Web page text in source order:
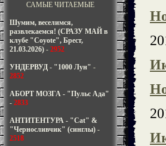
САМЫЕ ЧИТАЕМЫЕ
Шумим, веселимся,
развлекаемся! (СРАЗУ МАЙ в
клубе "Coyote", Брест,
21.03.2026) - 2952
УНДЕРВУД - "1000 Лун" -
2852
АБОРТ МОЗГА - "Пульс Ада"
- 2833
АНТИТЕНТУРА - "Cat" &
"Черносливчик" (синглы) -
2518